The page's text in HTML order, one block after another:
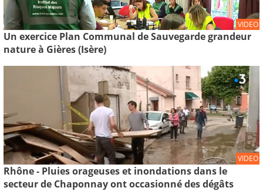
VIDEO
Un exercice Plan Communal de Sauvegarde grandeur
nature à Gières (Isère)
VIDEO
Rhône - Pluies orageuses et inondations dans le
secteur de Chaponnay ont occasionné des dégâts